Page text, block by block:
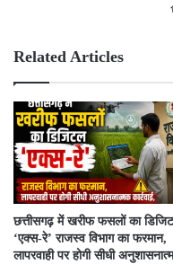
Related Articles
​छत्तीसगढ़ में खरीफ फसलों का
‘एक्स-रे’ राजस्व विभाग का फरमान,
लापरवाही पर होगी सीधी